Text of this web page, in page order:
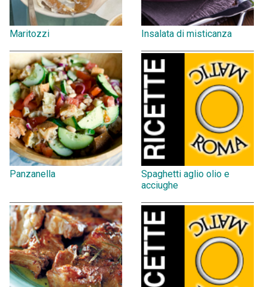
Maritozzi Insalata di misticanza
Panzanella
Spaghetti aglio olio e
acciughe